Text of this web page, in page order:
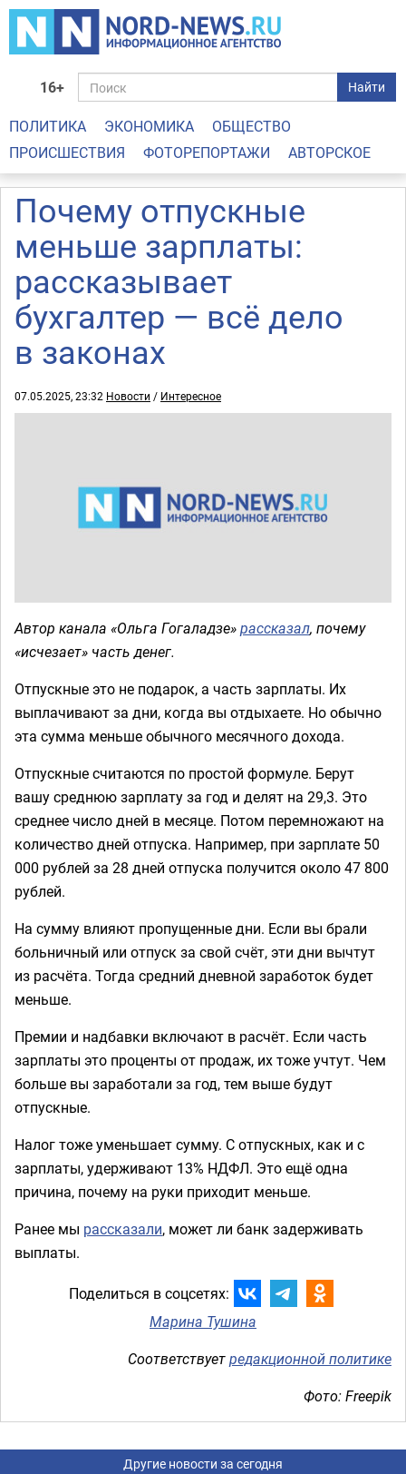
16+ Найти
ПОЛИТИКА ЭКОНОМИКА
ОБЩЕСТВО
ПРОИСШЕСТВИЯ
ФОТОРЕПОРТАЖИ АВТОРСКОЕ
Почему отпускные
меньше зарплаты:
рассказывает
бухгалтер — всё дело
в законах
07.05.2025, 23:32 Новости / Интересное
Автор канала «Ольга Гогаладзе»рассказал, почему
«исчезает» часть денег.
Отпускные это не подарок, а часть зарплаты. Их
выплачивают за дни, когда вы отдыхаете. Но обычно
эта сумма меньше обычного месячного дохода.
Отпускные считаются по простой формуле. Берут
вашу среднюю зарплату за год и делят на 29,3. Это
среднее число дней в месяце. Потом перемножают на
количество дней отпуска. Например, при зарплате 50
000 рублей за 28 дней отпуска получится около 47 800
рублей.
На сумму влияют пропущенные дни. Если вы брали
больничный или отпуск за свой счёт, эти дни вычтут
из расчёта. Тогда средний дневной заработок будет
меньше.
Премии и надбавки включают в расчёт. Если часть
зарплаты это проценты от продаж, их тоже учтут. Чем
больше вы заработали за год, тем выше будут
отпускные.
Налог тоже уменьшает сумму. С отпускных, как и с
зарплаты, удерживают 13% НДФЛ. Это ещё одна
причина, почему на руки приходит меньше.
Ранее мы рассказали, может ли банк задерживать
выплаты.
Поделиться в соцсетях:
Марина Тушина
Соответствуетредакционной политике
Фото: Freepik
Другие новости за сегодня